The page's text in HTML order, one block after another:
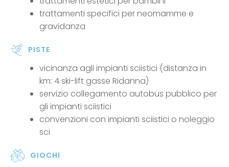
trattamenti specifici per neomamme e
gravidanza
PISTE
vicinanza agli impianti sciistici (distanza in
km: 4 ski-lift gasse Ridanna)
servizio collegamento autobus pubblico per
gli impianti sciistici
convenzioni con impianti sciistici o noleggio
sci
GIOCHI